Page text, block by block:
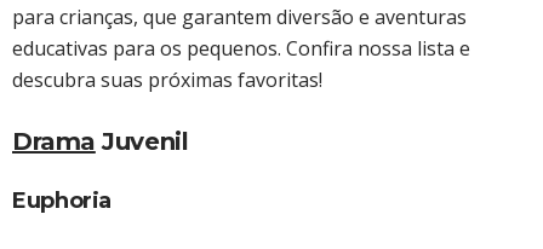
para crianças, que garantem diversão e aventuras
educativas para os pequenos. Confira nossa lista e
descubra suas próximas favoritas!
Drama Juvenil
Euphoria